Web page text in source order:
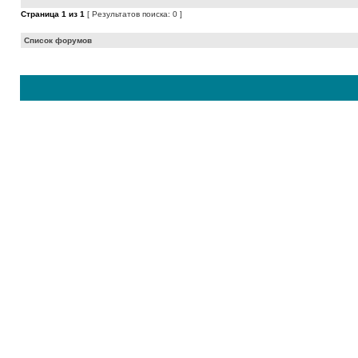
Страница 1 из 1 [ Результатов поиска: 0 ]
Список форумов